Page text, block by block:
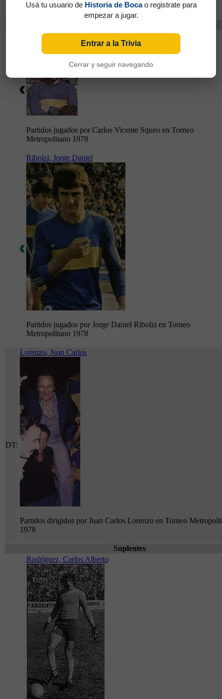
Metropolitano 1978
Squeo, Carlos Vicente
Partidos jugados por Carlos Vicente Squeo en Torneo
Metropolitano 1978
Ribolzi, Jorge Daniel
Partidos jugados por Jorge Daniel Ribolzi en Torneo
Metropolitano 1978
DT:
Lorenzo, Juan Carlos
Partidos dirigidos por Juan Carlos Lorenzo en Torneo
1978
Suplentes
Rodríguez, Carlos Alberto
Usá tu usuario de Historia de Bocao registrate para
empezar a jugar.
Entrar a la Trivia
Cerrar y seguir navegando